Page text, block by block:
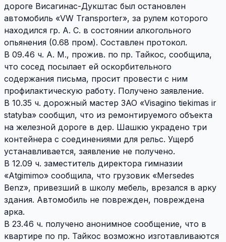
дороге Висагинас-Дукштас был остановлен
автомобиль «VW Transporter», за рулем которого
находился гр. А. С. в состоянии алкогольного
опьянения (0.68 пром). Составлен протокол.
В 09.46 ч. A. M., прожив. по пр. Тайкос, сообщила,
что сосед посылает ей оскорбительного
содержания письма, просит провести с ним
профилактическую работу. Получено заявление.
В 10.35 ч. дорожный мастер ЗАО «Visagino tiekimas ir
statyba» сообщил, что из ремонтируемого объекта
на железной дороге в дер. Шашкю украдено три
контейнера с соединениями для рельс. Ущерб
устанавливается, заявление не получено.
В 12.09 ч. заместитель директора гимназии
«Atgimimo» сообщила, что грузовик «Mersedes
Benz», привезший в школу мебель, врезался в арку
здания. Автомобиль не поврежден, повреждена
арка.
В 23.46 ч. получено анонимное сообщение, что в
квартире по пр. Тайкос возможно изготавливаются